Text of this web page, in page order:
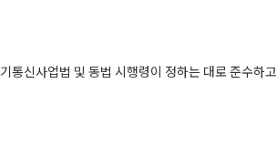
통신사업법 및 동법 시행령이 정하는 대로 준수하고